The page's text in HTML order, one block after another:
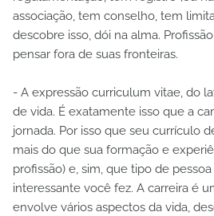
associação, tem conselho, tem
descobre isso, dói na alma.
pensar fora de suas fronteiras.
- A expressão curriculum vitae, do
de vida. É exatamente isso que a
jornada. Por isso que seu currículo
mais do que sua formação e
profissão) e, sim, que tipo de
interessante você fez. A carreira é
envolve vários aspectos da vida,